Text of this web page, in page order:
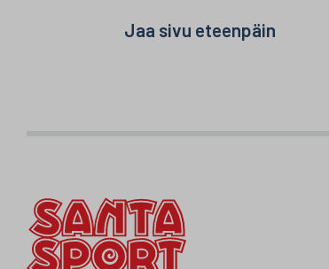
Jaa sivu eteenpäin